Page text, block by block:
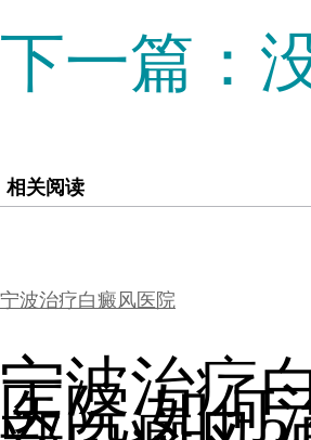
下一篇：
相关阅读
宁波治疗白癜风医院
宁波治疗
医院,如何